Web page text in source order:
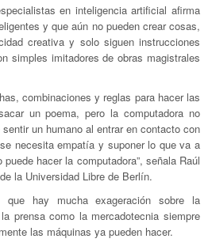
en inteligencia artificial afirma
y que aún no pueden crear cosas,
creativa y solo siguen instrucciones
simples imitadores de obras magistrales
combinaciones y reglas para hacer las
un poema, pero la computadora no
un humano al entrar en contacto con
necesita empatía y suponer lo que va a
hacer la computadora”, señala Raúl
la Universidad Libre de Berlín.
que hay mucha exageración sobre la
prensa como la mercadotecnia siempre
las máquinas ya pueden hacer.